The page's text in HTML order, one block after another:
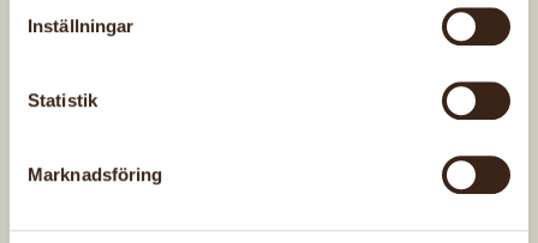
Inställningar
Statistik
Marknadsföring